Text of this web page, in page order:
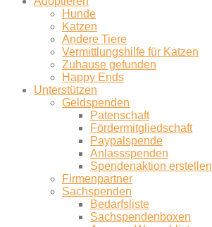
Hunde
Katzen
Andere Tiere
Vermittlungshilfe für Katzen
Zuhause gefunden
Happy Ends
Unterstützen
Geldspenden
Patenschaft
Fördermitgliedschaft
Paypalspende
Anlassspenden
Spendenaktion erstellen
Firmenpartner
Sachspenden
Bedarfsliste
Sachspendenboxen